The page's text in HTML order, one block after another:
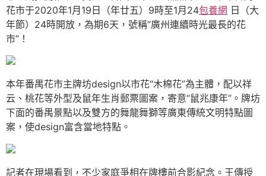
花市于2020年1月19日（年廿五）9時至1月24包養網 日（大
年節）24時開放，為期6天，號稱”廣州連續時光最長的花
市”！
本年番禺花市主牌坊design以市花“木棉花”為主體，配以祥
云、桃花等外型及鼠年生肖郵票圖案，寄意“鼠兆康年”。牌坊
下面的番禺景點以及雙方的舞龍舞獅等廣東傳統文明特點圖
案，使design富含當地特點。
記者在現場看到，不少家庭爭相在牌樓前合影紀念。王傳授